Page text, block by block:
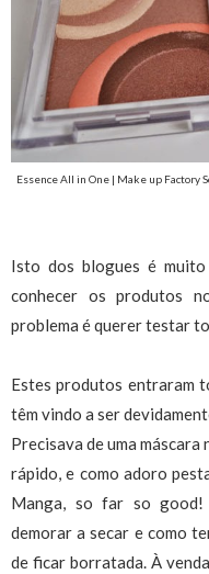
Essence All in One | Make up Factory
Isto dos blogues é
conhecer os produtos
problema é querer testar
Estes produtos entraram
têm vindo a ser
Precisava de uma máscara
rápido, e como adoro
Manga, so far so good!
demorar a secar e como
de ficar borratada. À